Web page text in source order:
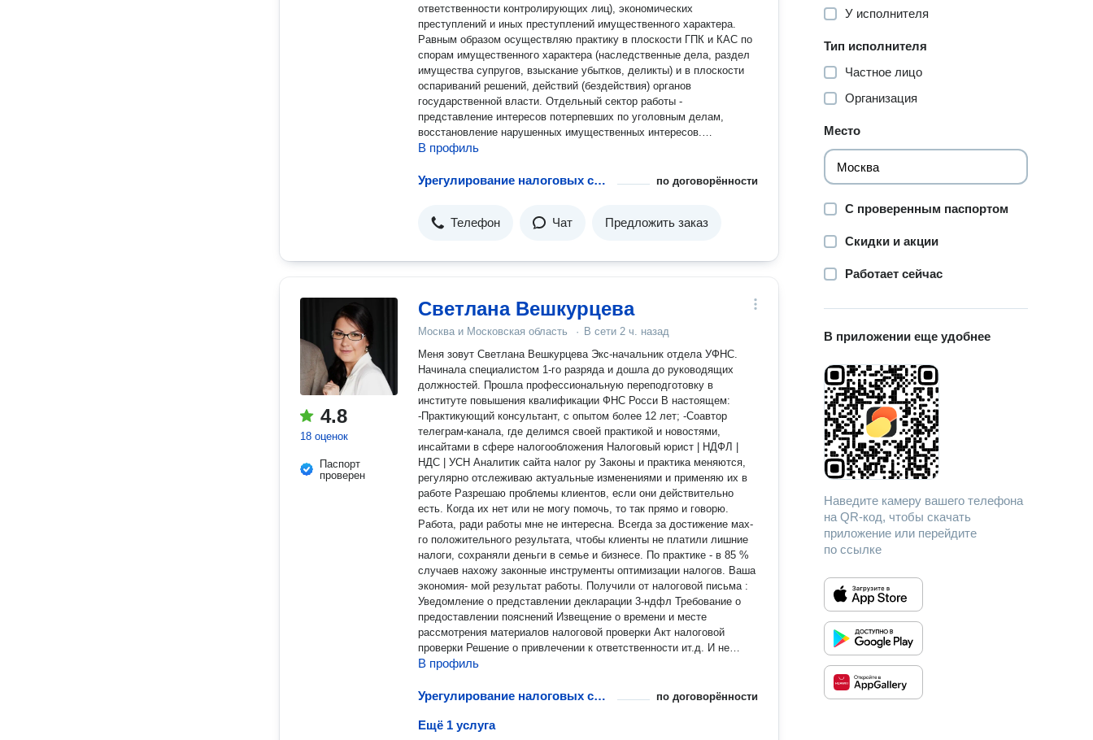
ответственности контролирующих лиц), экономических
преступлений и иных преступлений имущественного характера.
Равным образом осуществляю практику в плоскости ГПК и КАС по
спорам имущественного характера (наследственные дела, раздел
имущества супругов, взыскание убытков, деликты) и в плоскости
оспариваний решений, действий (бездействия) органов
государственной власти. Отдельный сектор работы -
представление интересов потерпевших по уголовным делам,
восстановление нарушенных имущественных интересов.
Осуществляю абонетское обслудивание юридических лиц и ИП в
победитель ряда профессиональных конкурсов в юриспруденции: -
версии Ассоциации Юристов России (УРОО). - Лучший молодой
ряда международных научно-практических конференций. Со своей
стороны гарантию индивидуальный и качественный подход к
ведению вашего дела с анализом правовых рисков и верояности
исхода развития дела, а также гибкое ценообразования в
зависимости от объема и сложности дела. Особое внимание
уделяю обратной связи своим клиентам и выстраиванию
регулярной системы фидбэка для максимального информирования
о ходе выполнения задач.
В профиль
Урегулирование налоговых споров в судебном порядке по договорённости
Телефон Чат Предложить заказ
4.8
18 оценок
Паспорт
проверен
Светлана Вешкурцева
Москва и Московская область · В сети 2 ч. назад
Меня зовут Светлана Вешкурцева Экс-начальник отдела УФНС.
Начинала специалистом 1-го разряда и дошла до руководящих
должностей. Прошла профессиональную переподготовку в
институте повышения квалификации ФНС Росси В настоящем:
-Практикующий консультант, с опытом более 12 лет; -Соавтор
телеграм-канала, где делимся своей практикой и новостями,
инсайтами в сфере налогообложения Налоговый юрист | НДФЛ |
НДС | УСН Аналитик сайта налог ру Законы и практика меняются,
регулярно отслеживаю актуальные изменениями и применяю их в
работе Разрешаю проблемы клиентов, если они действительно
есть. Когда их нет или не могу помочь, то так прямо и говорю.
Работа, ради работы мне не интересна. Всегда за достижение мах-
го положительного результата, чтобы клиенты не платили лишние
налоги, сохраняли деньги в семье и бизнесе. По практике - в 85 %
случаев нахожу законные инструменты оптимизации налогов. Ваша
экономия- мой результат работы. Получили от налоговой письма :
Уведомление о представлении декларации 3-ндфл Требование о
предоставлении пояснений Извещение о времени и месте
рассмотрения материалов налоговой проверки Акт налоговой
проверки Решение о привлечении к ответственности ит.д. И не
знаете, как лучше поступить, пишите, звоните и мы разберем вашу
налог уменьшить нельзя и надо платить, то не спешите верить,
сохранить Налоги 2024. Одни из моих кейсов: Направила в
В профиль
Урегулирование налоговых споров в судебном порядке по договорённости
Ещё 1 услуга
У исполнителя
Тип исполнителя
Частное лицо
Организация
Место
С проверенным паспортом
Скидки и акции
Работает сейчас
В приложении еще удобнее
Наведите камеру вашего телефона
на QR-код, чтобы скачать
приложение или перейдите
по ссылке